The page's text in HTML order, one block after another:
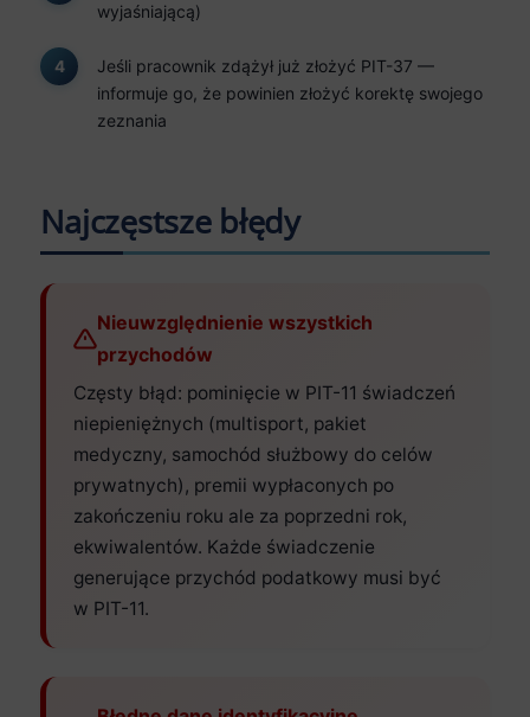
wyjaśniającą)
Jeśli pracownik zdążył już złożyć PIT-37 —
informuje go, że powinien złożyć korektę swojego
zeznania
Najczęstsze błędy
Nieuwzględnienie wszystkich
przychodów
Częsty błąd: pominięcie w PIT-11 świadczeń
niepieniężnych (multisport, pakiet
medyczny, samochód służbowy do celów
prywatnych), premii wypłaconych po
zakończeniu roku ale za poprzedni rok,
ekwiwalentów. Każde świadczenie
generujące przychód podatkowy musi być
w PIT-11.